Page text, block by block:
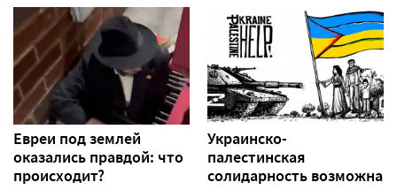
Евреи под землей
оказались правдой: что
происходит?
Украинско-
палестинская
солидарность возможна